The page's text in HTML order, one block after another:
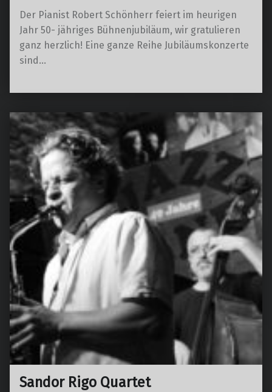
Der Pianist Robert Schönherr feiert im heurigen
Jahr 50- jähriges Bühnenjubiläum, wir gratulieren
ganz herzlich! Eine ganze Reihe Jubiläumskonzerte
sind…
Sandor Rigo Quartet